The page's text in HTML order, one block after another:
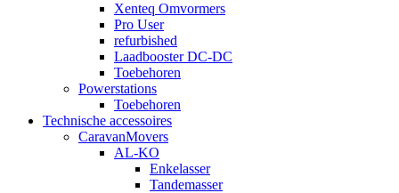
Xenteq Omvormers
Pro User
refurbished
Laadbooster DC-DC
Toebehoren
Powerstations
Toebehoren
Technische accessoires
CaravanMovers
AL-KO
Enkelasser
Tandemasser